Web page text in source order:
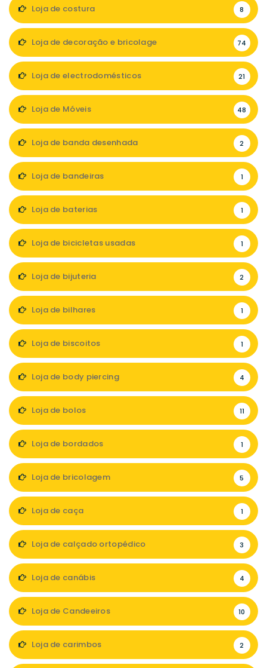
Loja de costura 8
Loja de decoração e bricolage 74
Loja de electrodomésticos 21
Loja de Móveis 48
Loja de banda desenhada 2
Loja de bandeiras 1
Loja de baterias 1
Loja de bicicletas usadas 1
Loja de bijuteria 2
Loja de bilhares 1
Loja de biscoitos 1
Loja de body piercing 4
Loja de bolos 11
Loja de bordados 1
Loja de bricolagem 5
Loja de caça 1
Loja de calçado ortopédico 3
Loja de canábis 4
Loja de Candeeiros 10
Loja de carimbos 2